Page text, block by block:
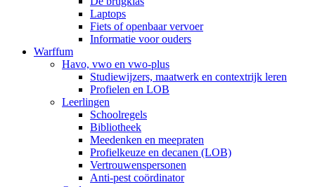
Laptops
Fiets of openbaar vervoer
Informatie voor ouders
Warffum
Havo, vwo en vwo-plus
Studiewijzers, maatwerk en contextrijk leren
Profielen en LOB
Leerlingen
Schoolregels
Bibliotheek
Meedenken en meepraten
Profielkeuze en decanen (LOB)
Vertrouwenspersonen
Anti-pest coördinator